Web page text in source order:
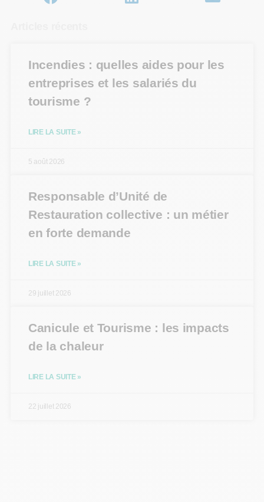
Incendies : quelles aides pour les
entreprises et les salariés du
tourisme ?
LIRE LA SUITE »
5 août 2026
Responsable d’Unité de
Restauration collective : un métier
en forte demande
LIRE LA SUITE »
29 juillet 2026
Canicule et Tourisme : les impacts
de la chaleur
LIRE LA SUITE »
22 juillet 2026